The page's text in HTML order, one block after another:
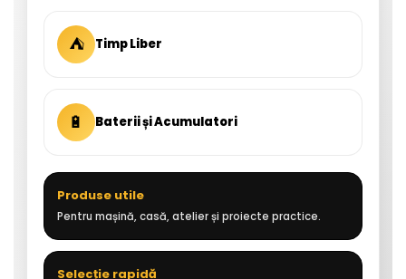
⛺ Timp Liber
🔋 Baterii și Acumulatori
Produse utile
Pentru mașină, casă, atelier și proiecte practice.
Selecție rapidă